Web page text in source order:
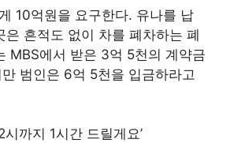
10억원을 요구한다. 유나를 납
은 흔적도 없이 차를 폐차하는 폐
MBS에서 받은 3억 5천의 계약금
범인은 6억 5천을 입금하라고
시까지 1시간 드릴게요’